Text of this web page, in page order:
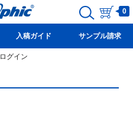
0
入稿ガイド サンプル請求
ログイン